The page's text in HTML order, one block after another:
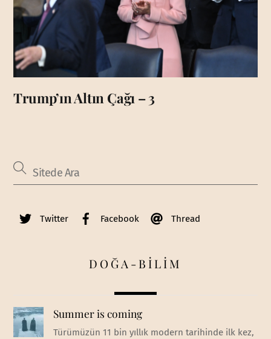
Trump’ın Altın Çağı – 3
Twitter Facebook Thread
DOĞA-BİLİM
Summer is coming
Türümüzün 11 bin yıllık modern tarihinde ilk kez,